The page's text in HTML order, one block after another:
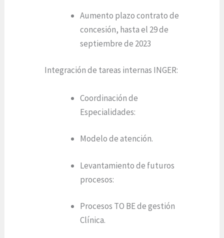
Aumento plazo contrato de
concesión, hasta el 29 de
septiembre de 2023
Integración de tareas internas INGER:
Coordinación de
Especialidades:
Modelo de atención.
Levantamiento de futuros
procesos:
Procesos TO BE de gestión
Clínica.